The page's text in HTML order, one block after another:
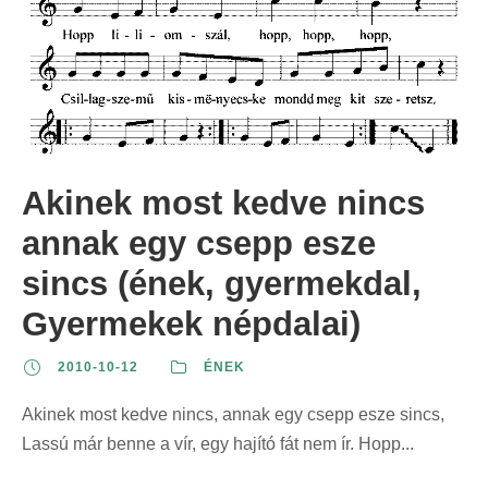
r
i
n
t
:
:
r
i
n
t
:
é
s
z
e
r
i
n
t
:
s
z
e
r
i
Akinek most kedve nincs
annak egy csepp esze
sincs (ének, gyermekdal,
Gyermekek népdalai)
2010-10-12 ÉNEK
Akinek most kedve nincs, annak egy csepp esze sincs,
Lassú már benne a vír, egy hajító fát nem ír. Hopp...